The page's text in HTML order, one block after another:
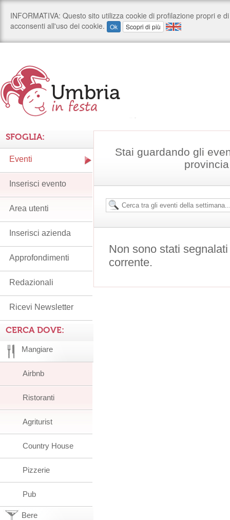
Stai guardando gli
Non sono stati
corrente.
SFOGLIA:
Eventi
Inserisci evento
Area utenti
Inserisci azienda
Approfondimenti
Redazionali
Ricevi Newsletter
CERCA DOVE:
Mangiare
Airbnb
Ristoranti
Agriturist
Country House
Pizzerie
Pub
Bere